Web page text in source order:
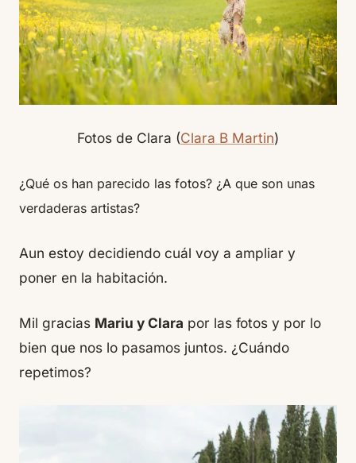
Fotos de Clara (Clara B Martin)
¿Qué os han parecido las fotos? ¿A que son unas
verdaderas artistas?
Aun estoy decidiendo cuál voy a ampliar y
poner en la habitación.
Mil gracias Mariu y Clara por las fotos y por lo
bien que nos lo pasamos juntos. ¿Cuándo
repetimos?